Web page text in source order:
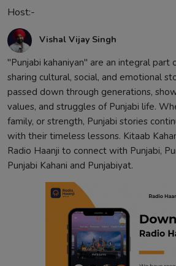
Host:-
Vishal Vijay Singh
"Punjabi kahaniyan" are an integral part
sharing cultural, social, and emotional
passed down through generations,
values, and struggles of Punjabi life.
family, or strength, Punjabi stories
with their timeless lessons. Kitaab
Radio Haanji to connect with Punjabi,
Punjabi Kahani and Punjabiyat.